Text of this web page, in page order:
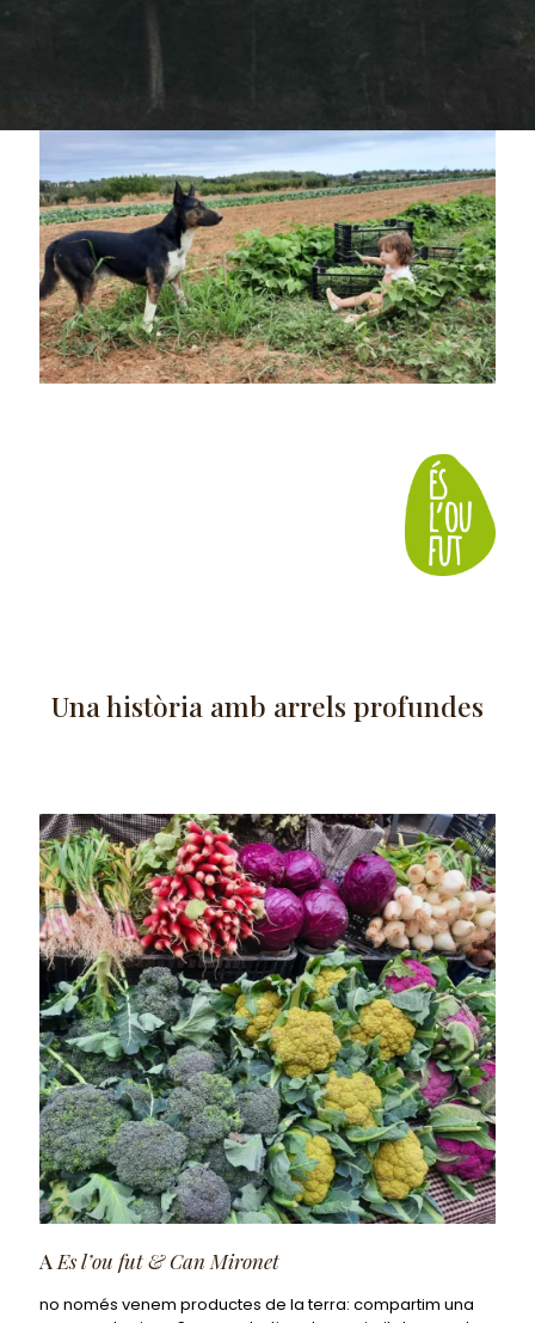
Una història amb arrels profundes
A Es l’ou fut & Can Mironet
no només venem productes de la terra: compartim una